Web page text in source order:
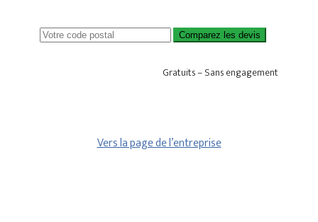
Comparez les devis
Gratuits – Sans engagement
Vers la page de l’entreprise